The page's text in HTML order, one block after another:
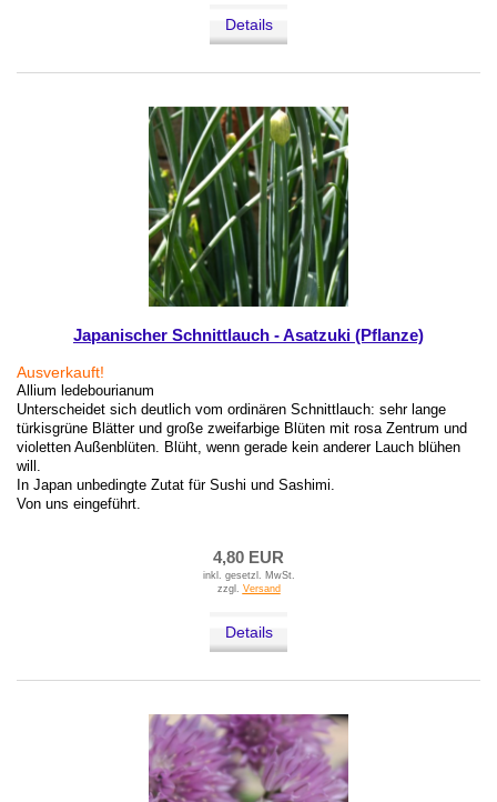
Details
Japanischer Schnittlauch - Asatzuki (Pflanze)
Ausverkauft!
Allium ledebourianum
Unterscheidet sich deutlich vom ordinären Schnittlauch: sehr lange
türkisgrüne Blätter und große zweifarbige Blüten mit rosa Zentrum und
violetten Außenblüten. Blüht, wenn gerade kein anderer Lauch blühen
will.
In Japan unbedingte Zutat für Sushi und Sashimi.
Von uns eingeführt.
4,80 EUR
inkl. gesetzl. MwSt.
zzgl. Versand
Details